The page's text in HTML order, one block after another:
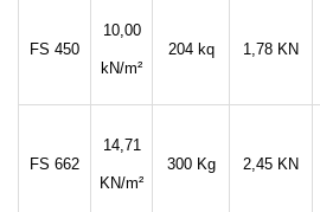
FS 450
10,00
kN/m²
204 kq 1,78 KN
FS 662
14,71
KN/m²
300 Kg 2,45 KN